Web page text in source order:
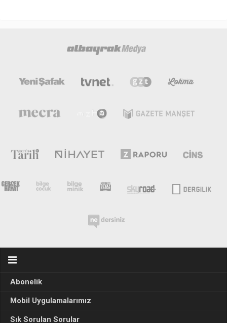
Abonelik
Mobil Uygulamalarımız
Sık Sorulan Sorular